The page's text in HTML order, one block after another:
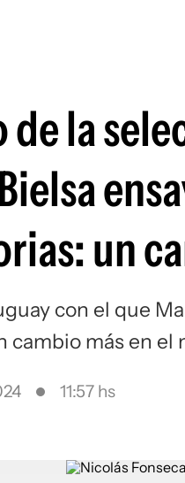
de la
un
con el que
cambio más en el
11:57 hs